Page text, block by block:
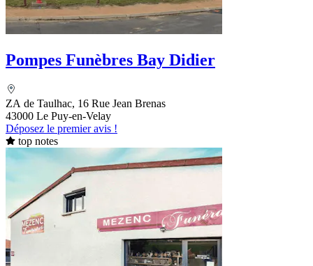
Pompes Funèbres Bay Didier
ZA de Taulhac, 16 Rue Jean Brenas
43000 Le Puy-en-Velay
Déposez le premier avis !
top notes